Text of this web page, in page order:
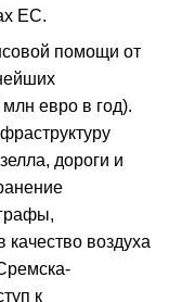
ЕС.
помощи от
евро в год).
дороги и
качество воздуха
к